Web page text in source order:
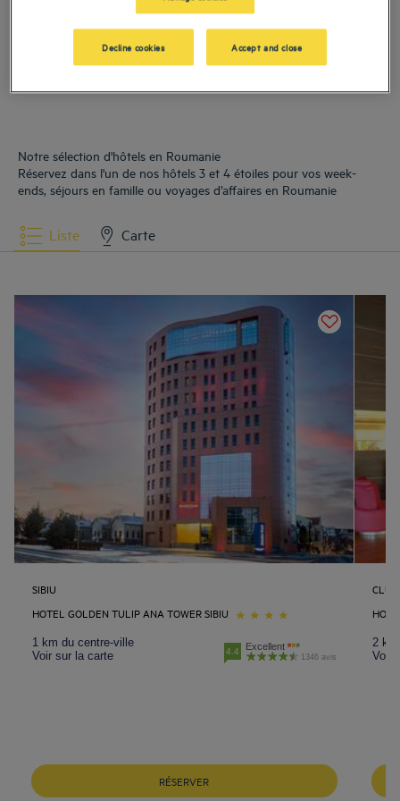
Cluj-Napoca Hôtels Sibiu
Notre sélection d'hôtels en Roumanie
Réservez dans l'un de nos hôtels 3 et 4 étoiles pour vos week-
ends, séjours en famille ou voyages d’affaires en Roumanie
Liste Carte
SIBIU
HOTEL GOLDEN TULIP ANA TOWER SIBIU
1 km du centre-ville
Voir sur la carte
4.4 Excellent
1346 avis
RÉSERVER
2
Voir
Decline cookies Accept and close